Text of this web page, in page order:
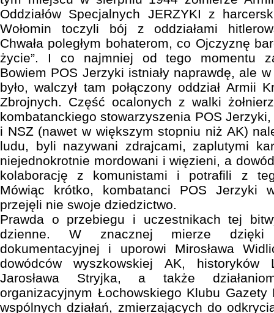
Oddziałów Specjalnych JERZYKI z
Wołomin toczyli bój z oddziałami
Chwała poległym bohaterom, co Ojczyznę
życie”. I co najmniej od tego momentu
Bowiem POS Jerzyki istniały naprawdę, ale
było, walczył tam połączony oddział Armii
Zbrojnych. Część ocalonych z walki
kombatanckiego stowarzyszenia POS
i NSZ (nawet w większym stopniu niż AK)
ludu, byli nazywani zdrajcami, zaplutymi
niejednokrotnie mordowani i więzieni, a
kolaborację z komunistami i potrafili z
Mówiąc krótko, kombatanci POS Jerzyki
przejęli nie swoje dziedzictwo.
Prawda o przebiegu i uczestnikach tej
dzienne. W znacznej mierze dzięki
dokumentacyjnej i uporowi Mirosława
dowódców wyszkowskiej AK, historyków
Jarosława Stryjka, a także
organizacyjnym Łochowskiego Klubu Gazety
wspólnych działań, zmierzających do